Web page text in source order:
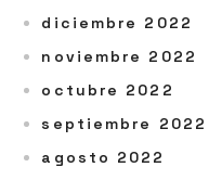
diciembre 2022
noviembre 2022
octubre 2022
septiembre 2022
agosto 2022